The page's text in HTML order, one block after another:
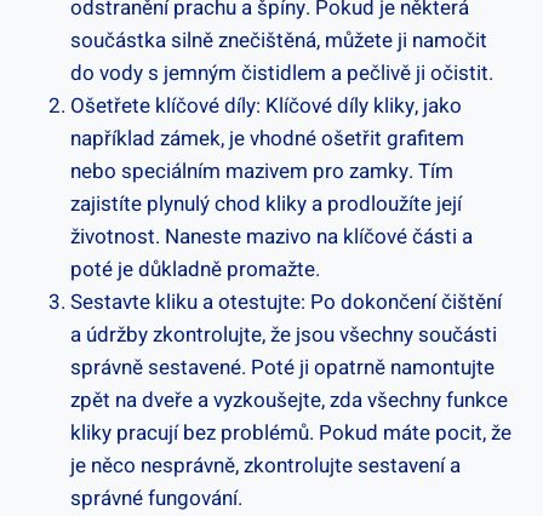
odstranění prachu a špíny. Pokud je některá
součástka silně znečištěná, můžete ji namočit
do vody s jemným čistidlem a pečlivě ji očistit.
Ošetřete klíčové díly: Klíčové díly kliky, jako
například zámek, je vhodné ošetřit grafitem
nebo speciálním mazivem pro zamky. Tím
zajistíte plynulý chod kliky a prodloužíte její
životnost. Naneste mazivo na klíčové části a
poté je důkladně promažte.
Sestavte kliku a otestujte: Po dokončení čištění
a údržby zkontrolujte, že jsou všechny součásti
správně sestavené. Poté ji opatrně namontujte
zpět na dveře a vyzkoušejte, zda všechny funkce
kliky pracují bez problémů. Pokud máte pocit, že
je něco nesprávně, zkontrolujte sestavení a
správné fungování.